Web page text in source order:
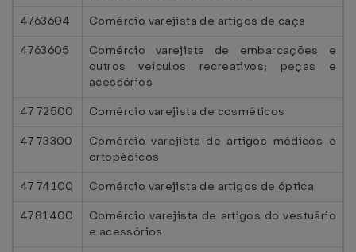
4763604
Comércio varejista de artigos de caça
4763605
Comércio varejista de embarcações e
outros veículos recreativos; peças e
acessórios
4772500
Comércio varejista de cosméticos
4773300
Comércio varejista de artigos médicos e
ortopédicos
4774100
Comércio varejista de artigos de óptica
4781400
Comércio varejista de artigos do vestuário
e acessórios